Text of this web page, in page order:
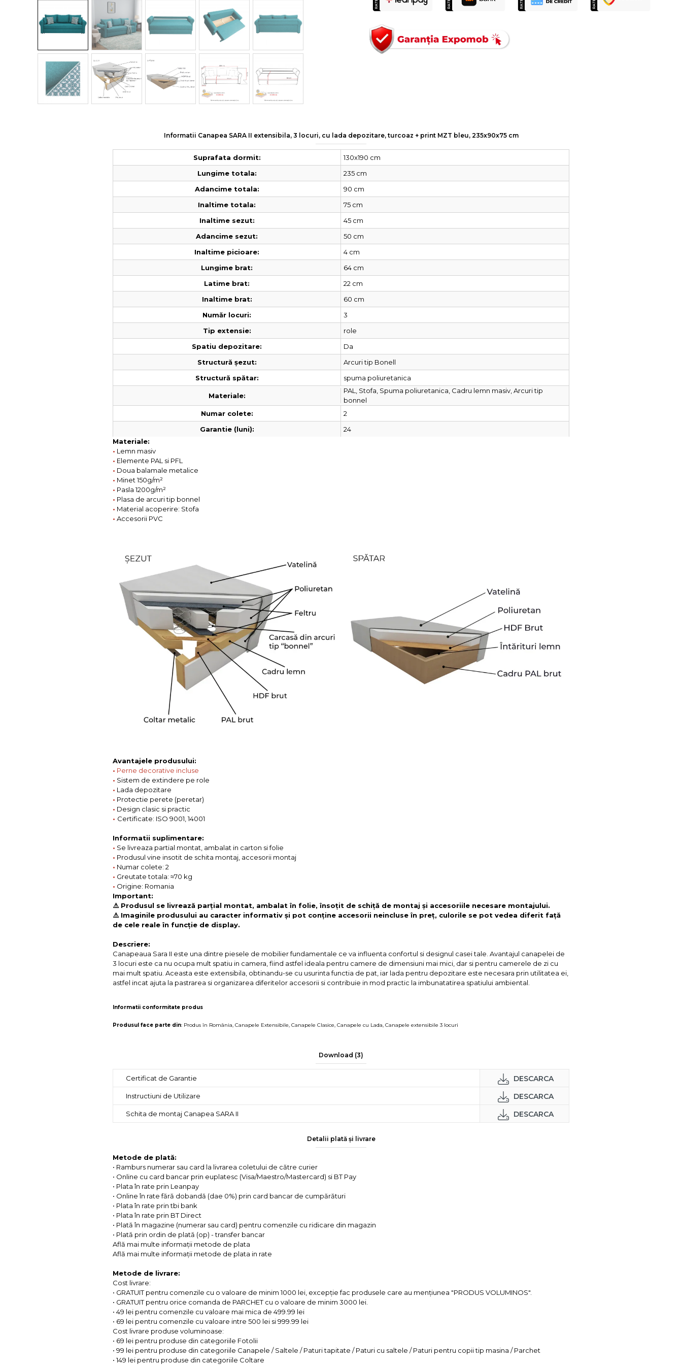
Colectia BELLA
Informatii Canapea SARA II extensibila, 3 locuri, cu lada depozitare, turcoaz + print MZT bleu, 235x90x75 cm
Suprafata dormit:
130x190 cm
Lungime totala:
235 cm
Adancime totala:
90 cm
Inaltime totala:
75 cm
Inaltime sezut:
45 cm
Adancime sezut:
50 cm
Inaltime picioare:
4 cm
Lungime brat:
64 cm
Latime brat:
22 cm
Inaltime brat:
60 cm
Număr locuri:
3
Tip extensie:
role
Spatiu depozitare:
Da
Structură șezut:
Arcuri tip Bonell
Structură spătar:
spuma poliuretanica
Materiale:
PAL, Stofa, Spuma poliuretanica, Cadru lemn masiv, Arcuri tip
bonnel
Numar colete:
2
Garantie (luni):
24
Materiale:
• Lemn masiv
• Elemente PAL si PFL
• Doua balamale metalice
• Minet 150g/m²
• Pasla 1200g/m²
• Plasa de arcuri tip bonnel
• Material acoperire: Stofa
• Accesorii PVC
Avantajele produsului:
• Perne decorative incluse
• Sistem de extindere pe role
• Lada depozitare
• Protectie perete (peretar)
• Design clasic si practic
• Certificate: ISO 9001, 14001
Informatii suplimentare:
• Se livreaza partial montat, ambalat in carton si folie
• Produsul vine insotit de schita montaj, accesorii montaj
• Numar colete: 2
• Greutate totala: ≈70 kg
• Origine: Romania
Important:
⚠️ Produsul se livrează parțial montat, ambalat în folie, însoțit de schiță de montaj și accesoriile necesare montajului.
⚠️ Imaginile produsului au caracter informativ și pot conține accesorii neincluse în preț, culorile se pot vedea diferit față
de cele reale în funcție de display.
Descriere:
Canapeaua Sara II este una dintre piesele de mobilier fundamentale ce va influenta confortul si designul casei tale. Avantajul canapelei de
3 locuri este ca nu ocupa mult spatiu in camera, fiind astfel ideala pentru camere de dimensiuni mai mici, dar si pentru camerele de zi cu
mai mult spatiu. Aceasta este extensibila, obtinandu-se cu usurinta functia de pat, iar lada pentru depozitare este necesara prin utilitatea ei,
astfel incat ajuta la pastrarea si organizarea diferitelor accesorii si contribuie in mod practic la imbunatatirea spatiului ambiental.
Informatii conformitate produs
Produsul face parte din: Produs în România, Canapele Extensibile, Canapele Clasice, Canapele cu Lada, Canapele extensibile 3 locuri
Download (3)
Certificat de Garantie DESCARCA
Instructiuni de Utilizare DESCARCA
Schita de montaj Canapea SARA II DESCARCA
Detalii plată și livrare
Metode de plată:
• Ramburs numerar sau card la livrarea coletului de către curier
• Online cu card bancar prin euplatesc (Visa/Maestro/Mastercard) si BT Pay
• Plata în rate prin Leanpay
• Online în rate fără dobandă (dae 0%) prin card bancar de cumpărături
• Plata în rate prin tbi bank
• Plata în rate prin BT Direct
• Plată în magazine (numerar sau card) pentru comenzile cu ridicare din magazin
• Plată prin ordin de plată (op) - transfer bancar
Află mai multe informații metode de plata
Află mai multe informații metode de plata in rate
Metode de livrare:
Cost livrare:
• GRATUIT pentru comenzile cu o valoare de minim 1000 lei, excepție fac produsele care au mențiunea "PRODUS VOLUMINOS".
• GRATUIT pentru orice comanda de PARCHET cu o valoare de minim 3000 lei.
• 49 lei pentru comenzile cu valoare mai mica de 499.99 lei
• 69 lei pentru comenzile cu valoare intre 500 lei si 999.99 lei
Cost livrare produse voluminoase:
• 69 lei pentru produse din categoriile Fotolii
• 99 lei pentru produse din categoriile Canapele / Saltele / Paturi tapitate / Paturi cu saltele / Paturi pentru copii tip masina / Parchet
• 149 lei pentru produse din categoriile Coltare